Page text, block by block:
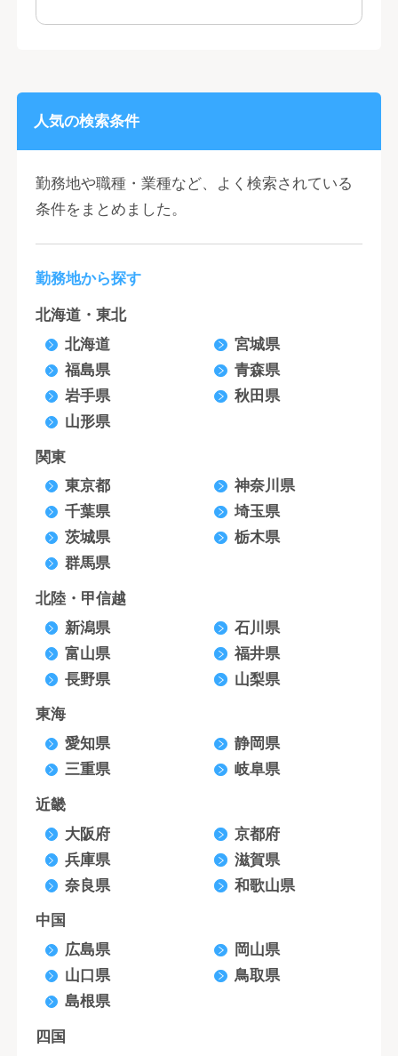
人気の検索条件
勤務地や職種・業種など、よく検索されている
条件をまとめました。
勤務地から探す
北海道・東北
北海道
宮城県
福島県
青森県
岩手県
秋田県
山形県
関東
東京都
神奈川県
千葉県
埼玉県
茨城県
栃木県
群馬県
北陸・甲信越
新潟県
石川県
富山県
福井県
長野県
山梨県
東海
愛知県
静岡県
三重県
岐阜県
近畿
大阪府
京都府
兵庫県
滋賀県
奈良県
和歌山県
中国
広島県
岡山県
山口県
鳥取県
島根県
四国